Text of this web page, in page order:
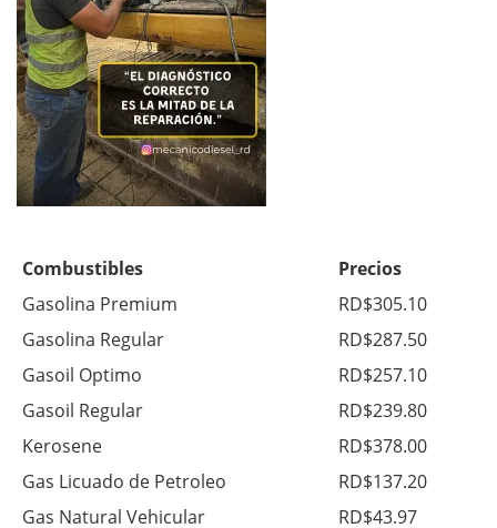
Combustibles
Precios
Gasolina Premium
RD$305.10
Gasolina Regular
RD$287.50
Gasoil Optimo
RD$257.10
Gasoil Regular
RD$239.80
Kerosene
RD$378.00
Gas Licuado de Petroleo
RD$137.20
Gas Natural Vehicular
RD$43.97